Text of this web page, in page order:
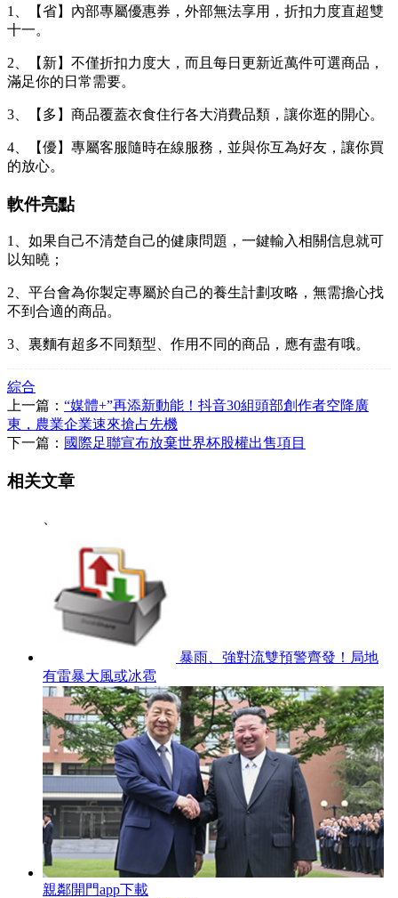
1、【省】內部專屬優惠券，外部無法享用，折扣力度直超雙
十一。
2、【新】不僅折扣力度大，而且每日更新近萬件可選商品，
滿足你的日常需要。
3、【多】商品覆蓋衣食住行各大消費品類，讓你逛的開心。
4、【優】專屬客服隨時在線服務，並與你互為好友，讓你買
的放心。
軟件亮點
1、如果自己不清楚自己的健康問題，一鍵輸入相關信息就可
以知曉；
2、平台會為你製定專屬於自己的養生計劃攻略，無需擔心找
不到合適的商品。
3、裏麵有超多不同類型、作用不同的商品，應有盡有哦。
綜合
上一篇： “媒體+”再添新動能！抖音30組頭部創作者空降廣
東，農業企業速來搶占先機
下一篇： 國際足聯宣布放棄世界杯股權出售項目
相关文章
暴雨、強對流雙預警齊發！局地
有雷暴大風或冰雹
親鄰開門app下載